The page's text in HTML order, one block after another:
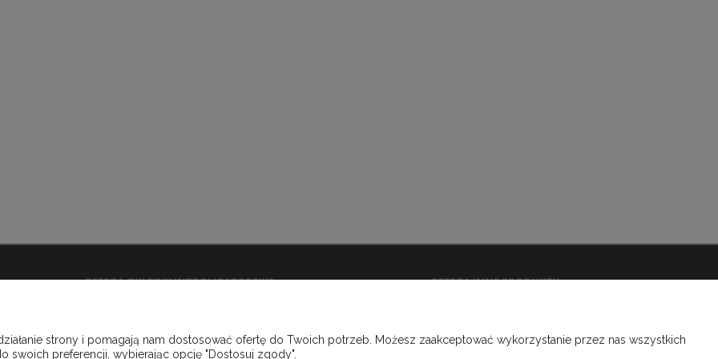
OFERTA OKLEINY INTROLIGATORSKIE
Okleiny papierowe
OFERTA INNE PRODUKTY
Gumki introligatorskie
strony i pomagają nam dostosować ofertę do Twoich potrzeb. Możesz zaakceptować wykorzystanie przez nas wszystkich
preferencji, wybierając opcję "Dostosuj zgody".